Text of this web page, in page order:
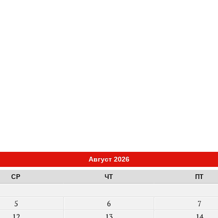
Август 2026
СР ЧТ ПТ
5 6 7